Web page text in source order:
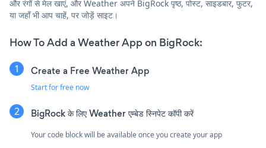
और रंगों से मेल खाएं, और Weather अपने BigRock पृष्ठ, पोस्ट, साइडबार, फुटर,
या जहाँ भी आप चाहें, पर जोड़ें साइट।
How To Add a Weather App on BigRock:
Create a Free Weather App
Start for free now
BigRock के लिए Weather एम्बेड स्निपेट कॉपी करें
Your code block will be available once you create your app